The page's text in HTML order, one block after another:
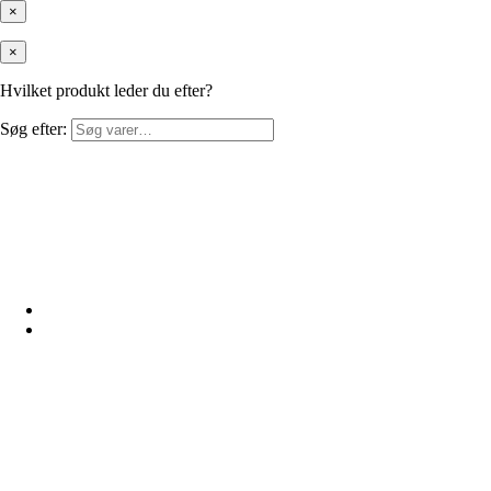
×
×
Hvilket produkt leder du efter?
Søg efter: